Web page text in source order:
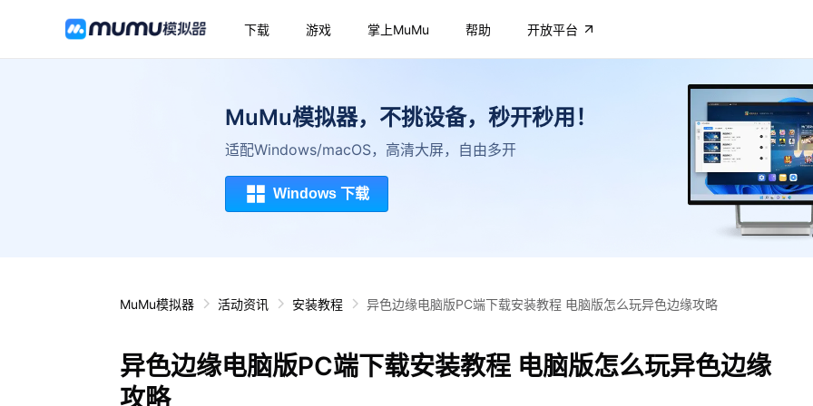
下载 游戏 掌上MuMu 帮助 开放平台
MuMu模拟器，不挑设备，秒开秒用！
适配Windows/macOS，高清大屏，自由多开
Windows 下载
MuMu模拟器 活动资讯 安装教程 异色边缘电脑版PC端下载安装教程 电脑版怎么玩异色边缘攻略
异色边缘电脑版PC端下载安装教程 电脑版怎么玩异色边缘
攻略